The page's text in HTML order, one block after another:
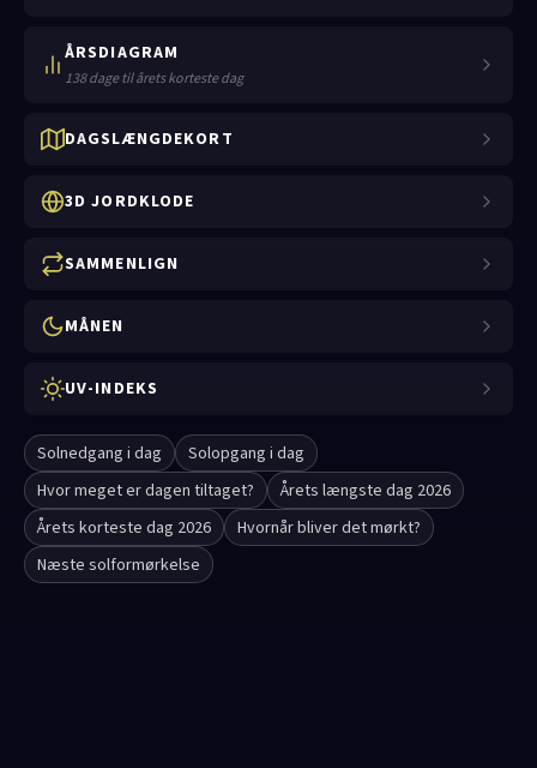
ÅRSDIAGRAM
138 dage til årets korteste dag
DAGSLÆNGDEKORT
3D JORDKLODE
SAMMENLIGN
MÅNEN
UV-INDEKS
Solnedgang i dag
Solopgang i dag
Hvor meget er dagen tiltaget?
Årets længste dag 2026
Årets korteste dag 2026
Hvornår bliver det mørkt?
Næste solformørkelse